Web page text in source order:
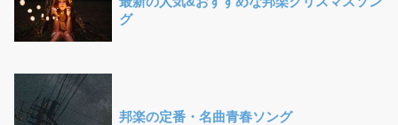
グ
邦楽の定番・名曲青春ソング